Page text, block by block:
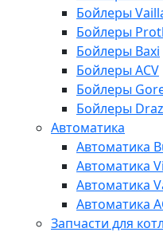
Бойлеры
Бойлеры
Бойлеры Baxi
Бойлеры ACV
Бойлеры
Бойлеры
Автоматика
Автоматика
Автоматика
Автоматика
Автоматика
Запчасти для